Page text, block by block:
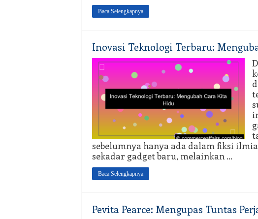
Baca Selengkapnya
Inovasi Teknologi Terbaru:
sebelumnya hanya ada dalam fiksi
sekadar gadget baru, melainkan …
Baca Selengkapnya
Pevita Pearce: Mengupas Tuntas